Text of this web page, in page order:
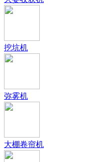
挖坑机
弥雾机
大棚卷帘机